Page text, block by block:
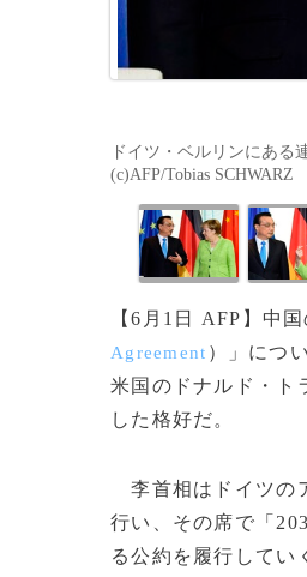
ドイツ・ベルリンにある
(c)AFP/Tobias SCHWARZ
【6月1日 AFP】中
Agreement ）」につ
米国のドナルド・ト
した格好だ。
李首相はドイツの
行い、その席で「
る公約を履行してい